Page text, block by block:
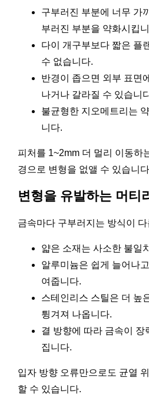
구부러진 부분에 너무 가
부러진 부분을 약화시킵
다이 개구부보다 짧은 플
수 없습니다.
반경이 좁으면 외부 표면
나거나 갈라질 수 있습니
불균형한 지오메트리는
니다.
피처를 1~2mm 더 멀리 이동하
경으로 변형을 없앨 수 있습니
변형을 유발하는 머티
금속마다 구부러지는 방식이 다
얇은 소재는 사소한 불일
알루미늄은 쉽게 늘어나
여줍니다.
스테인리스 스틸은 더 높
튕겨져 나옵니다.
결 방향에 따라 금속이
집니다.
입자 방향 오류만으로도 균열
할 수 있습니다.